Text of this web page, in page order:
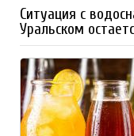
Ситуация с
Уральском